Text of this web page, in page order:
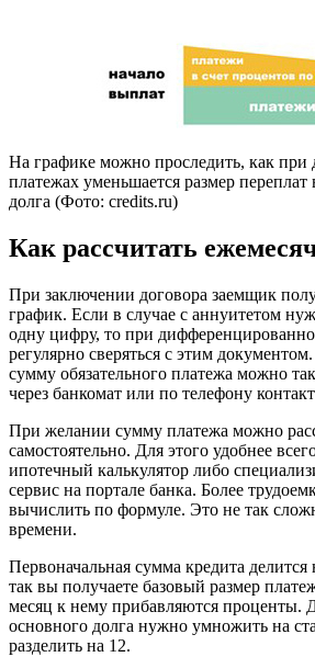
На графике можно проследить, как
платежах уменьшается размер
долга (Фото: credits.ru)
Как рассчитать
При заключении договора заемщик
график. Если в случае с аннуитетом
одну цифру, то при
регулярно сверяться с этим
сумму обязательного платежа можно
через банкомат или по телефону
При желании сумму платежа можно
самостоятельно. Для этого удобнее
ипотечный калькулятор либо
сервис на портале банка. Более
вычислить по формуле. Это не так
времени.
Первоначальная сумма кредита
так вы получаете базовый размер
месяц к нему прибавляются проценты.
основного долга нужно умножить на
разделить на 12.